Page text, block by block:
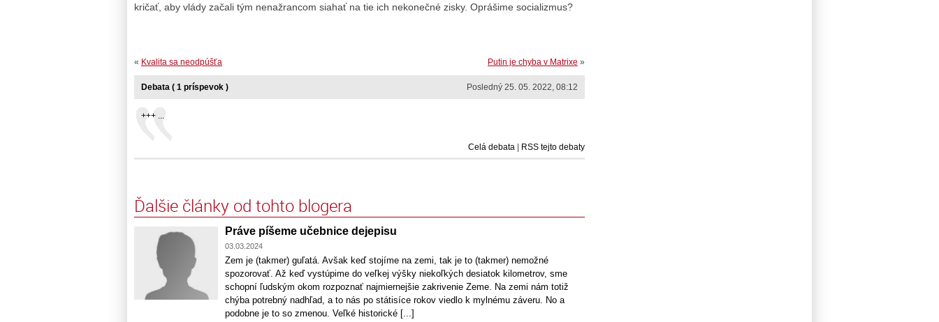
kričať, aby vlády začali tým nenažrancom siahať na tie ich nekonečné zisky. Oprášime socializmus?
Putin je chyba v Matrixe »
« Kvalita sa neodpúšťa
Posledný 25. 05. 2022, 08:12
Debata ( 1 príspevok )
+++ ...
Celá debata RSS tejto debaty
Ďalšie články od tohto blogera
Práve píšeme učebnice dejepisu
03.03.2024
Zem je (takmer) guľatá. Avšak keď stojíme na zemi, tak je to (takmer) nemožné
spozorovať. Až keď vystúpime do veľkej výšky niekoľkých desiatok kilometrov, sme
schopní ľudským okom rozpoznať najmiernejšie zakrivenie Zeme. Na zemi nám totiž
chýba potrebný nadhľad, a to nás po státisíce rokov viedlo k mylnému záveru. No a
podobne je to so zmenou. Veľké historické [...]